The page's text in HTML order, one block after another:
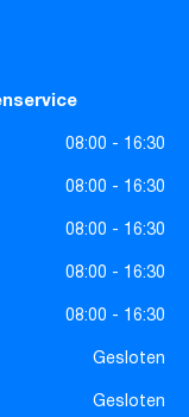
08:00 - 16:30
08:00 - 16:30
08:00 - 16:30
08:00 - 16:30
08:00 - 16:30
Gesloten
Gesloten